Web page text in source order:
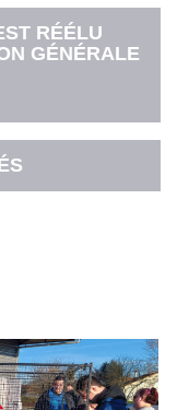
RÉÉLU
GÉNÉRALE